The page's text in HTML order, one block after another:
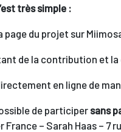
très simple :
page du projet sur
de la contribution et
en ligne de
de participersans
France – Sarah Haas – 7